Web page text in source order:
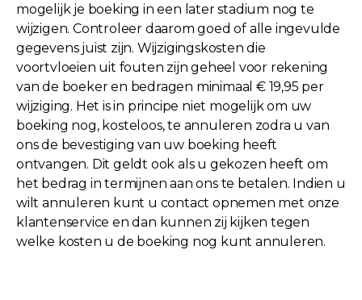
mogelijk je boeking in een later stadium nog te
wijzigen. Controleer daarom goed of alle ingevulde
gegevens juist zijn. Wijzigingskosten die
voortvloeien uit fouten zijn geheel voor rekening
van de boeker en bedragen minimaal € 19,95 per
wijziging. Het is in principe niet mogelijk om uw
boeking nog, kosteloos, te annuleren zodra u van
ons de bevestiging van uw boeking heeft
ontvangen. Dit geldt ook als u gekozen heeft om
het bedrag in termijnen aan ons te betalen. Indien u
wilt annuleren kunt u contact opnemen met onze
klantenservice en dan kunnen zij kijken tegen
welke kosten u de boeking nog kunt annuleren.